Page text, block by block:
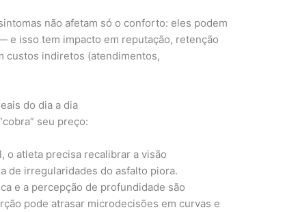
não afetam só o conforto: eles podem
e isso tem impacto em reputação, retenção
custos indiretos (atendimentos,
do dia a dia
seu preço:
o atleta precisa recalibrar a visão
de irregularidades do asfalto piora.
e a percepção de profundidade são
pode atrasar microdecisões em curvas e